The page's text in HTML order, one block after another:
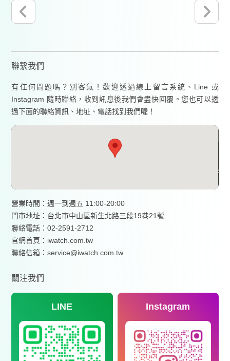
聯繫我們
有任何問題嗎？別客氣！歡迎透過線上留言系統、Line 或
Instagram 隨時聯絡，收到訊息後我們會盡快回覆。您也可以透
過下面的聯絡資訊、地址、電話找到我們喔！
營業時間：週一到週五 11:00-20:00
門市地址：台北市中山區新生北路三段19巷21號
聯絡電話：02-2591-2712
官網首頁： iwatch.com.tw
聯絡信箱：service@iwatch.com.tw
關注我們
LINE Instagram